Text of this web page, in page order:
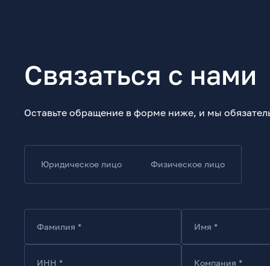
Связаться с нами
Оставьте обращение в форме ниже, и мы
Юридическое лицо Физическое лицо
Фамилия * Имя *
ИНН * Компания *